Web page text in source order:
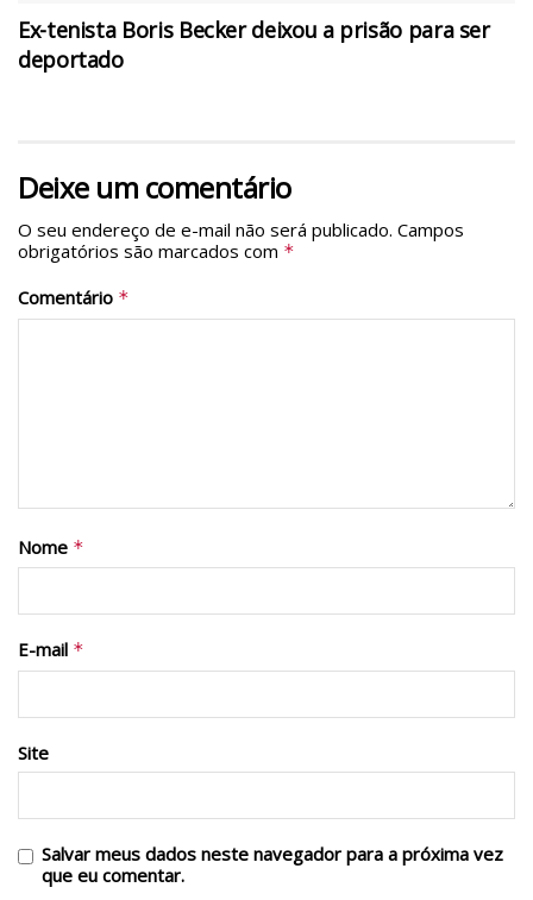
Ex-tenista Boris Becker deixou a prisão para ser
deportado
Deixe um comentário
O seu endereço de e-mail não será publicado. Campos
obrigatórios são marcados com *
Comentário *
Nome *
E-mail *
Site
Salvar meus dados neste navegador para a próxima vez
que eu comentar.